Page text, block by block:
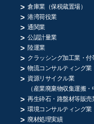
倉庫業（保税蔵置場）
港湾荷役業
通関業
公認計量業
陸運業
クラッシング加工業・付
物流コンサルティング業
資源リサイクル業
（産業廃棄物収集運搬・
再生砕石・路盤材等販売
環境コンサルティング業
廃材処理実績